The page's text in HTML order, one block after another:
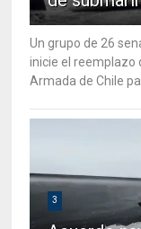
Un grupo de 26
inicie el reemplazo
Armada de Chile
3